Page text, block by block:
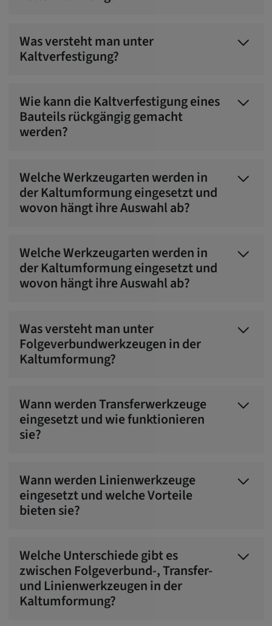
Was versteht man unter
Kaltverfestigung?
Wie kann die Kaltverfestigung eines
Bauteils rückgängig gemacht
werden?
Welche Werkzeugarten werden in
der Kaltumformung eingesetzt und
wovon hängt ihre Auswahl ab?
Welche Werkzeugarten werden in
der Kaltumformung eingesetzt und
wovon hängt ihre Auswahl ab?
Was versteht man unter
Folgeverbundwerkzeugen in der
Kaltumformung?
Wann werden Transferwerkzeuge
eingesetzt und wie funktionieren
sie?
Wann werden Linienwerkzeuge
eingesetzt und welche Vorteile
bieten sie?
Welche Unterschiede gibt es
zwischen Folgeverbund-, Transfer-
und Linienwerkzeugen in der
Kaltumformung?